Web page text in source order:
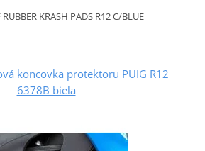
RUBBER KRASH PADS R12 C/BLUE
koncovka protektoru PUIG R12
6378B biela